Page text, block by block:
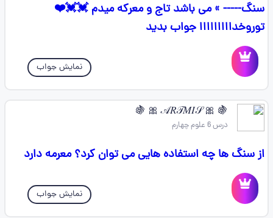
سنگ----- » می باشد تاج و معرکه میدم 💓💓❤️
توروخدااااااااا جواب بدید
نمایش جواب
🍇 🎀 𝒜𝑅𝒯𝑀𝐼𝒮 🎀 🍇
درس 6 علوم چهارم
از سنگ ها چه استفاده هایی می توان کرد؟ معرمه دارد
نمایش جواب